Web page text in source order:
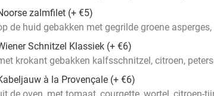
zalmfilet (+ €5)
de huid gebakken met gegrilde groene
Schnitzel Klassiek (+ €6)
krokant gebakken kalfsschnitzel, citroen,
à la Provençale (+ €6)